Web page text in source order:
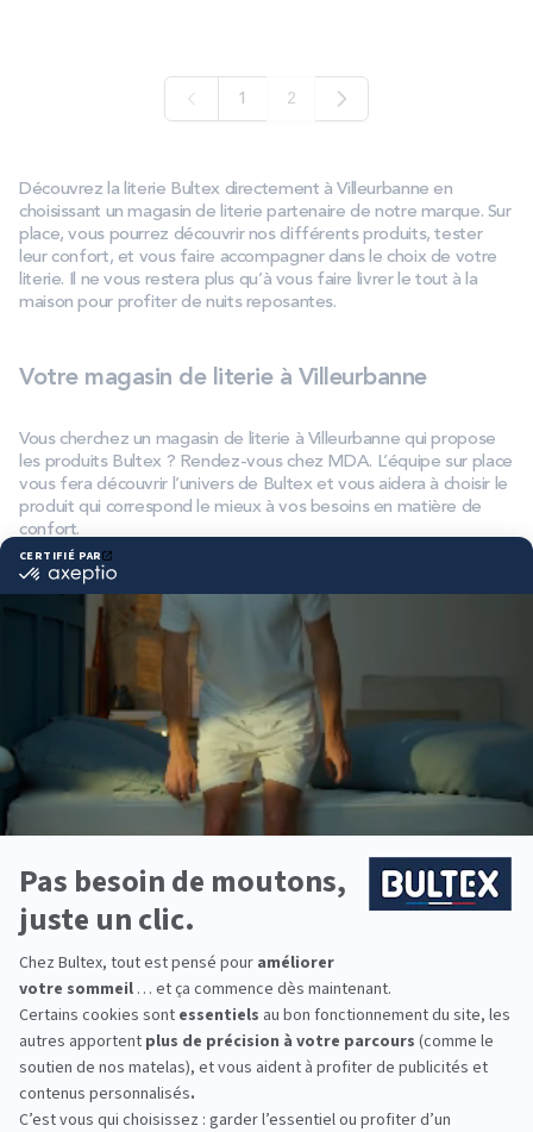
Page
1
Vous lisez actuellement la page
2
Découvrez la literie Bultex directement à Villeurbanne en
choisissant un magasin de literie partenaire de notre marque. Sur
place, vous pourrez découvrir nos différents produits, tester
leur confort, et vous faire accompagner dans le choix de votre
literie. Il ne vous restera plus qu’à vous faire livrer le tout à la
maison pour profiter de nuits reposantes.
Votre magasin de literie à Villeurbanne
Vous cherchez un magasin de literie à Villeurbanne qui propose
les produits Bultex ? Rendez-vous chez MDA. L’équipe sur place
vous fera découvrir l’univers de Bultex et vous aidera à choisir le
produit qui correspond le mieux à vos besoins en matière de
confort.
Produits disponibles
Votre magasin de literie à Villeurbanne propose avant tout le
produit phare de Bultex : le matelas. Version matelas adultes,
matelas ados, matelas enfants ou matelas bébé, le confort de
nos produits made in France se retrouve à tous les moments de
la vie.
De plus, vous pouvez compléter votre matelas par d’autres
produits qui font aussi toute la différence tels que :
comptent pour 30% du confort global du lit.
Les surmatelas : ils permettent de moduler d’autant plus
précisément le confort de votre lit pour parfaitement
Les protège-matelas : ils préservent le tout des taches et des
mauvaises odeurs.
Les oreillers : ils apportent le soutien nécessaire à votre tête
en fonction de votre position de sommeil préférée.
Les couettes : elles créent un cocon de douceur et de chaleur
pour des nuits des plus confortables.